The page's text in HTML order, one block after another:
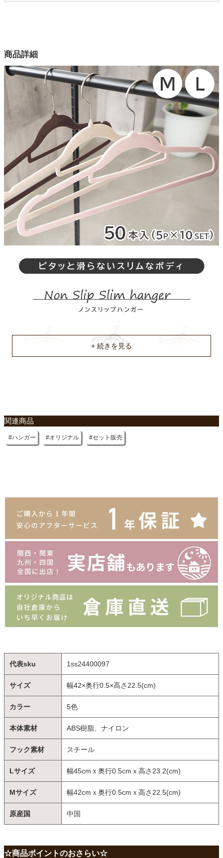
ガーデン
タワー
5色
本体素材
ABS樹脂、ナイロン
スチール
Lサイズ
幅45cmｘ奥行0.5cmｘ高さ23.2(cm)
Mサイズ
幅42cmｘ奥行0.5cmｘ高さ22.5(cm)
原産国
中国
商品詳細
関連商品
ハンガー オリジナル セット販売
代表sku 1ss24400097
サイズ 幅42×奥行0.5×高さ22.5(cm)
カラー 5色
本体素材 ABS樹脂、ナイロン
フック素材 スチール
Lサイズ 幅45cmｘ奥行0.5cmｘ高さ23.2(cm)
Mサイズ 幅42cmｘ奥行0.5cmｘ高さ22.5(cm)
原産国 中国
☆商品ポイントのおさらい☆